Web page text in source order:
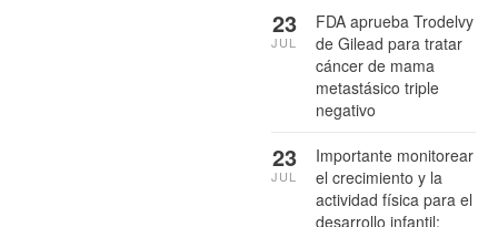
FDA aprueba Trodelvy
de Gilead para tratar
cáncer de mama
metastásico triple
negativo
23
JUL
Importante monitorear
el crecimiento y la
actividad física para el
desarrollo infantil:
23
JUL